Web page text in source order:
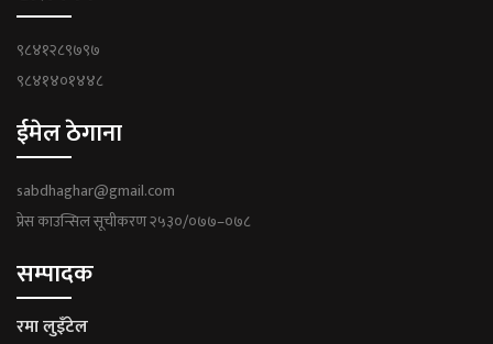
९८४१२८९७९७
९८४१४०१४४८
ईमेल ठेगाना
sabdhaghar@gmail.com
प्रेस काउन्सिल सूचीकरण २५३०/०७७–०७८
सम्पादक
रमा लुइँटेल